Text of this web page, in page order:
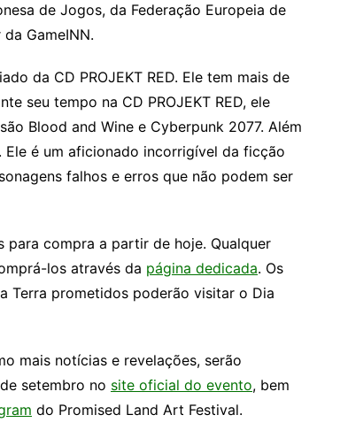
de Jogos, da Federação Europeia de
GameINN.
da CD PROJEKT RED. Ele tem mais de
seu tempo na CD PROJEKT RED, ele
Blood and Wine e Cyberpunk 2077. Além
é um aficionado incorrigível da ficção
falhos e erros que não podem ser
para compra a partir de hoje. Qualquer
los através da página dedicada. Os
Terra prometidos poderão visitar o Dia
mais notícias e revelações, serão
setembro no site oficial do evento, bem
do Promised Land Art Festival.